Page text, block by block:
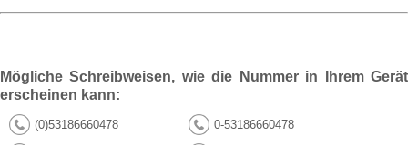
Mögliche Schreibweisen, wie die Nummer in Ihrem Gerät
erscheinen kann:
(0)53186660478 0-53186660478